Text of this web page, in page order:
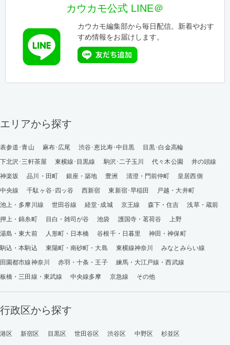
カウカモ公式 LINE＠
カウカモ編集部から毎日配信。新着やおす
すめ情報をお届けします。
エリアから探す
表参道･青山 麻布･広尾 渋谷･恵比寿･中目黒
目黒･白金高輪
下北沢･三軒茶屋
東横線･目黒線 駒沢･二子玉川 代々木公園
井の頭線
神楽坂
品川・田町 銀座・築地 豊洲 清澄・門前仲町
皇居西側
中央線
千駄ヶ谷･四ッ谷 西新宿 東新宿･早稲田
戸越・大井町
池上・多摩川線
世田谷線 経堂･成城 京王線 森下・住吉
浅草・蔵前
押上・錦糸町
目白・雑司が谷 池袋 護国寺・茗荷谷
上野
湯島・東大前
人形町・日本橋 谷根千・日暮里
神田・神保町
駒込・本駒込
東陽町・南砂町・大島 東横線神奈川
みなとみらい線
田園都市線神奈川
赤羽・十条・王子
練馬・大江戸線・西武線
板橋・三田線・東武線
中央線多摩 京急線 その他
行政区から探す
港区 新宿区 目黒区 世田谷区 渋谷区 中野区 杉並区